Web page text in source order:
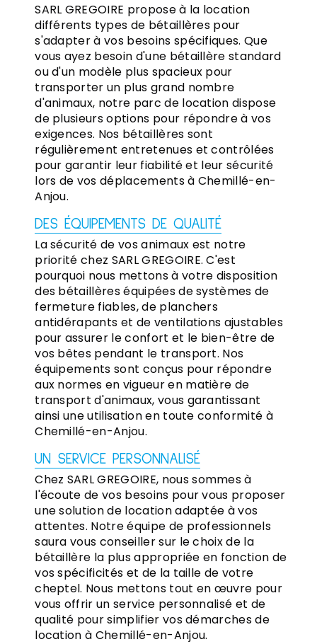
SARL GREGOIRE propose à la location
différents types de bétaillères pour
s'adapter à vos besoins spécifiques. Que
vous ayez besoin d'une bétaillère standard
ou d'un modèle plus spacieux pour
transporter un plus grand nombre
d'animaux, notre parc de location dispose
de plusieurs options pour répondre à vos
exigences. Nos bétaillères sont
régulièrement entretenues et contrôlées
pour garantir leur fiabilité et leur sécurité
lors de vos déplacements à Chemillé-en-
Anjou.
DES ÉQUIPEMENTS DE QUALITÉ
La sécurité de vos animaux est notre
priorité chez SARL GREGOIRE. C'est
pourquoi nous mettons à votre disposition
des bétaillères équipées de systèmes de
fermeture fiables, de planchers
antidérapants et de ventilations ajustables
pour assurer le confort et le bien-être de
vos bêtes pendant le transport. Nos
équipements sont conçus pour répondre
aux normes en vigueur en matière de
transport d'animaux, vous garantissant
ainsi une utilisation en toute conformité à
Chemillé-en-Anjou.
UN SERVICE PERSONNALISÉ
Chez SARL GREGOIRE, nous sommes à
l'écoute de vos besoins pour vous proposer
une solution de location adaptée à vos
attentes. Notre équipe de professionnels
saura vous conseiller sur le choix de la
bétaillère la plus appropriée en fonction de
vos spécificités et de la taille de votre
cheptel. Nous mettons tout en œuvre pour
vous offrir un service personnalisé et de
qualité pour simplifier vos démarches de
location à Chemillé-en-Anjou.